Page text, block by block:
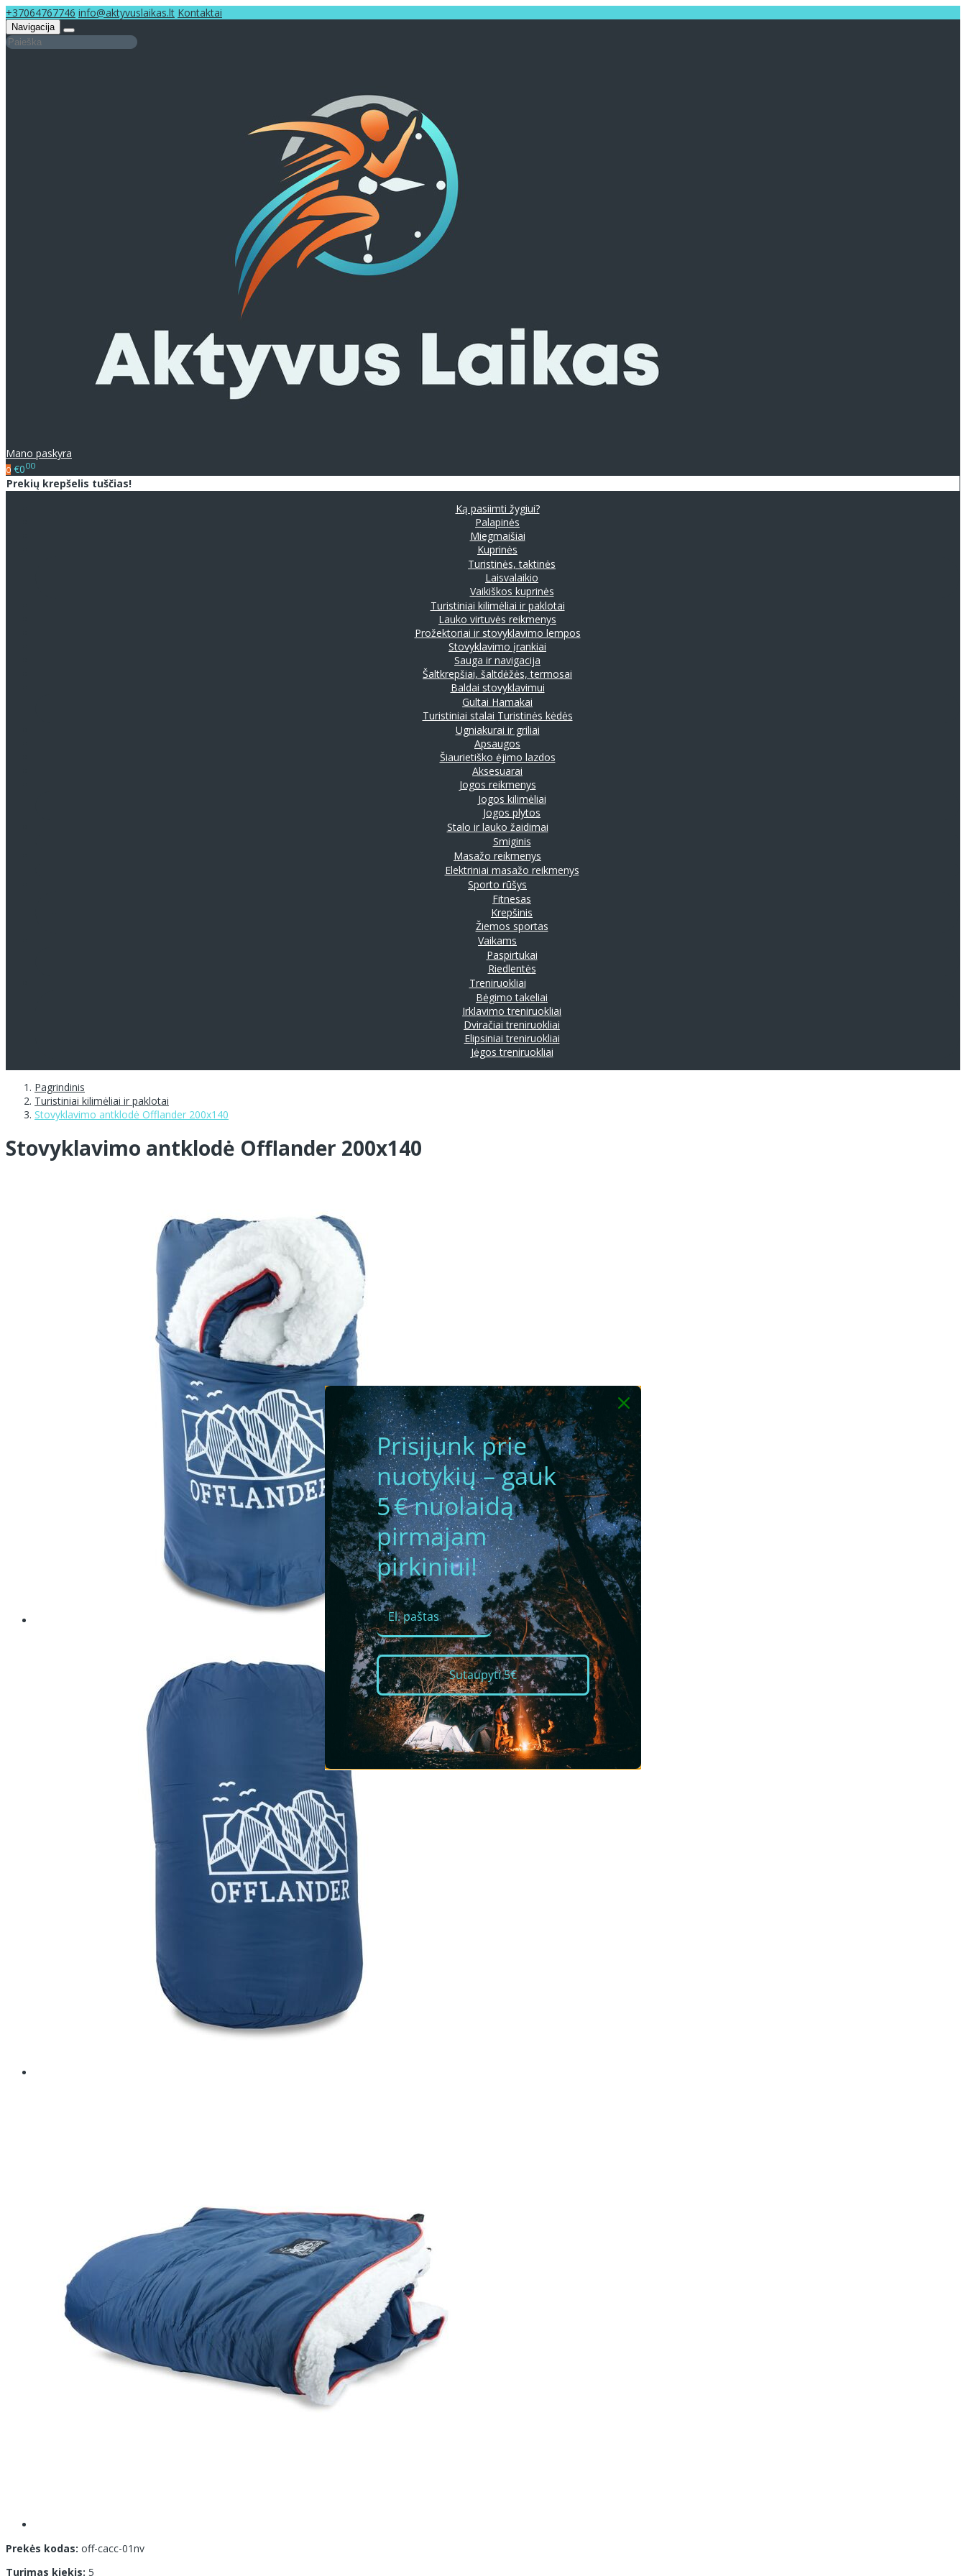
+37064767746 info@aktyvuslaikas.lt Kontaktai
Navigacija
Mano paskyra
0 €000
Prekių krepšelis tuščias!
Ką pasiimti žygiui?
Palapinės
Miegmaišiai
Kuprinės
Turistinės, taktinės
Laisvalaikio
Vaikiškos kuprinės
Turistiniai kilimėliai ir paklotai
Lauko virtuvės reikmenys
Prožektoriai ir stovyklavimo lempos
Stovyklavimo įrankiai
Sauga ir navigacija
Šaltkrepšiai, šaltdėžės, termosai
Baldai stovyklavimui
Gultai Hamakai
Turistiniai stalai Turistinės kėdės
Ugniakurai ir griliai
Apsaugos
Šiaurietiško ėjimo lazdos
Aksesuarai
Jogos reikmenys
Jogos kilimėliai
Jogos plytos
Stalo ir lauko žaidimai
Smiginis
Masažo reikmenys
Elektriniai masažo reikmenys
Sporto rūšys
Fitnesas
Krepšinis
Žiemos sportas
Vaikams
Paspirtukai
Riedlentės
Treniruokliai
Bėgimo takeliai
Irklavimo treniruokliai
Dviračiai treniruokliai
Elipsiniai treniruokliai
Jėgos treniruokliai
Pagrindinis
Turistiniai kilimėliai ir paklotai
Stovyklavimo antklodė Offlander 200x140
Stovyklavimo antklodė Offlander 200x140
Prekės kodas: off-cacc-01nv
Turimas kiekis: 5
Prisijunk prie
nuotykių – gauk
5 € nuolaidą
pirmajam
pirkiniui!
Sutaupyti 5€